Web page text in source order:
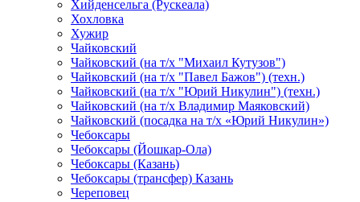
Хийденсельга (Рускеала)
Хохловка
Хужир
Чайковский
Чайковский (на т/х "Михаил Кутузов")
Чайковский (на т/х "Павел Бажов") (техн.)
Чайковский (на т/х "Юрий Никулин") (техн.)
Чайковский (на т/х Владимир Маяковский)
Чайковский (посадка на т/х «Юрий Никулин»)
Чебоксары
Чебоксары (Йошкар-Ола)
Чебоксары (Казань)
Чебоксары (трансфер) Казань
Череповец